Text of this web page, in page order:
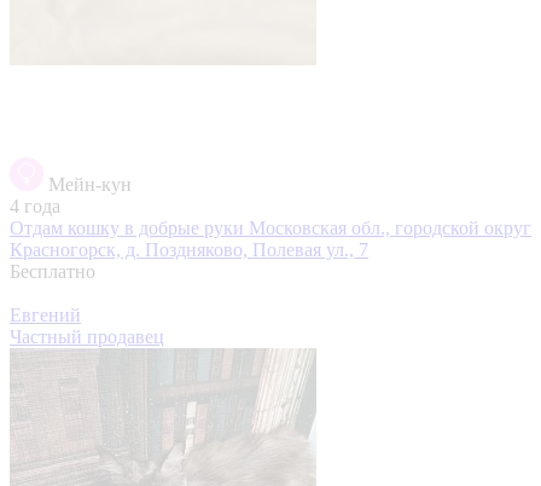
Мейн-кун
4 года
Отдам кошку в добрые руки Московская обл., городской округ
Красногорск, д. Поздняково, Полевая ул., 7
Бесплатно
Евгений
Частный продавец